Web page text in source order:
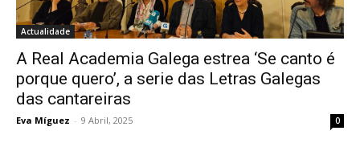
Actualidade
A Real Academia Galega estrea ‘Se canto é
porque quero’, a serie das Letras Galegas
das cantareiras
Eva Míguez - 9 Abril, 2025 0